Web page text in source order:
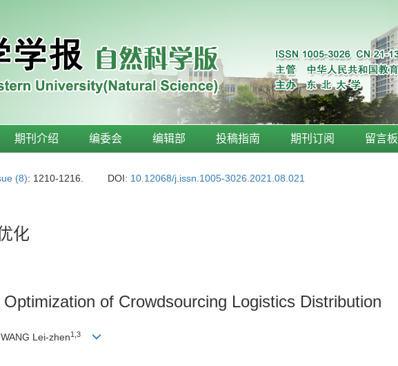
期刊介绍 编委会 编辑部 投稿指南 期刊订阅 留言板
(8): 1210-1216. DOI: 10.12068/j.issn.1005-3026.2021.08.021
化
of Crowdsourcing Logistics Distribution
Lei-zhen1,3